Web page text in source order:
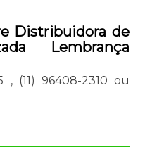
Distribuidora de
Lembrança
, (11) 96408-2310 ou